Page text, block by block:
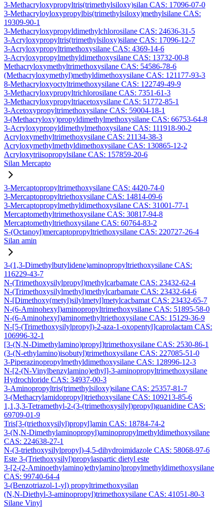
3-Methacryloxypropyltris(trimethylsiloxy)silan CAS: 17096-07-0
3-Methacryloyloxypropylbis(trimethylsiloxy)methylsilane CAS:
19309-90-1
3-Methacryloxypropyldimethylchlorosilane CAS: 24636-31-5
3-Acryloxypropyltris(trimethylsiloxy)silane CAS: 17096-12-7
3-Acryloxypropyltrimethoxysilane CAS: 4369-14-6
3-Acryloxypropylmethyldimethoxysilane CAS: 13732-00-8
Methacryloxymethyltrimethoxysilane CAS: 54586-78-6
(Methacryloxymethyl)methyldimethoxysilane CAS: 121177-93-3
8-Methacryloxyoctyltrimethoxysilane CAS: 122749-49-9
3-Methacryloxypropyltrichlorosilane CAS: 7351-61-3
3-Methacryloxypropyltriacetoxysilane CAS: 51772-85-1
3-Acetoxypropyltrimethoxysilane CAS: 59004-18-1
3-(Methacryloxy)propyldimethylmethoxysilane CAS: 66753-64-8
3-Acryloxypropyldimethylmethoxysilane CAS: 111918-90-2
Acryloxymethyltrimethoxysilane CAS: 21134-38-3
Acryloxymethylmethyldimethoxysilane CAS: 130865-12-2
Acryloxytriisopropylsilane CAS: 157859-20-6
Silan Mercapto
3-Mercaptopropyltrimethoxysilane CAS: 4420-74-0
3-Mercaptopropyltriethoxysilane CAS: 14814-09-6
3-Mercaptopropylmethyldimethoxysilane CAS: 31001-77-1
Mercaptomethyltrimethoxysilane CAS: 30817-94-8
Mercaptomethyltriethoxysilane CAS: 60764-83-2
S-(Octanoyl)mercaptopropyltriethoxysilane CAS: 220727-26-4
Silan amin
3-(1,3-Dimethylbutylidene)aminopropyltriethoxysilane CAS:
116229-43-7
N-(Trimethoxysilylpropyl)methylcarbamate CAS: 23432-62-4
N-(Trimethoxysilylmethyl)methylcarbamate CAS: 23432-64-6
N-[Dimethoxy(metyl)silylmetyl]metylcacbamat CAS: 23432-65-7
N-(6-Aminohexyl)aminopropyltrimethoxysilane CAS: 51895-58-0
N-(6-Aminohexyl)aminomethyltriethoxysilane CAS: 15129-36-9
N-[5-(Trimethoxysilylpropyl)-2-aza-1-oxopentyl]caprolactam CAS:
106996-32-1
[3-(N,N-Dimethylamino)propyl]trimethoxysilane CAS: 2530-86-1
(3-(N-ethylamino)isobutyl)trimethoxysilane CAS: 227085-51-0
3-Piperazinopropylmethyldimethoxysilane CAS: 128996-12-3
N-[2-(N-Vinylbenzylamino)ethyl]-3-aminopropyltrimethoxysilane
Hydrochloride CAS: 34937-00-3
3-Aminopropyltris(trimethylsiloxy)silane CAS: 25357-81-7
3-(Methacrylamidopropyl)triethoxysilane CAS: 109213-85-6
1,1,3,3-Tetramethyl-2-(3-(trimethoxysilyl)propyl)guanidine CAS:
69709-01-9
Tris[3-(triethoxysilyl)propyl]amin CAS: 18784-74-2
3-(N,N-Dimethylaminopropyl)aminopropylmethyldimethoxysilane
CAS: 224638-27-1
N-(3-triethoxysilylpropyl)-4,5-dihydroimidazole CAS: 58068-97-6
Este 3-(Triethoxysilyl)propylaspartic dietyl este
3-[2-(2-Aminoethylamino)ethylamino]propylmethyldimethoxysilane
CAS: 99740-64-4
3-(Benzotriazol-1-yl) propyltrimethoxysilan
(N,N-Diethyl-3-aminopropyl)trimethoxysilane CAS: 41051-80-3
Silane Vinyl